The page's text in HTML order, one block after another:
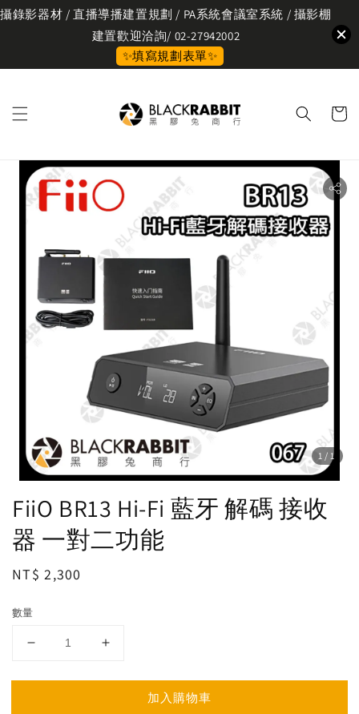
攝錄影器材 / 直播導播建置規劃 / PA系統會議室系統 / 攝影棚
建置歡迎洽詢/ 02-27942002
✨填寫規劃表單✨
1 /1
FiiO BR13 Hi-Fi 藍牙 解碼 接收
器 一對二功能
Regular
NT$ 2,300
數量
加入購物車